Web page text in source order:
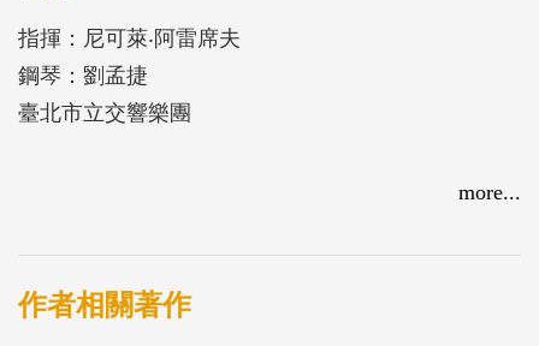
指揮：尼可萊‧阿雷席夫
鋼琴：劉孟捷
臺北市立交響樂團
貝多芬：第四號鋼琴協奏曲，作品58
貝多芬：第五號鋼琴協奏曲，作品73
more...
作者相關著作